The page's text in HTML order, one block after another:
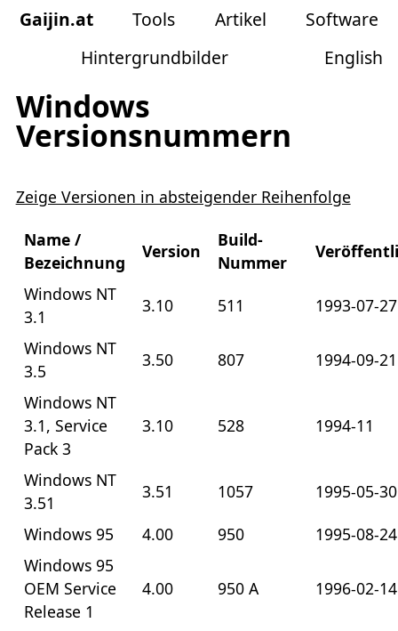
Gaijin.at Tools Artikel
Software
Hintergrundbilder
English
Windows
Versionsnummern
Zeige Versionen in absteigender Reihenfolge
Name /
Bezeichnung
Version
Build-
Nummer
Windows NT
3.1
3.10 511
1993-07-27
Windows NT
3.5
3.50 807
1994-09-21
Windows NT
3.1, Service
Pack 3
3.10 528 1994-11
Windows NT
3.51
3.51 1057
1995-05-30
Windows 95
4.00 950
1995-08-24
Windows 95
OEM Service
Release 1
4.00 950 A 1996-02-14